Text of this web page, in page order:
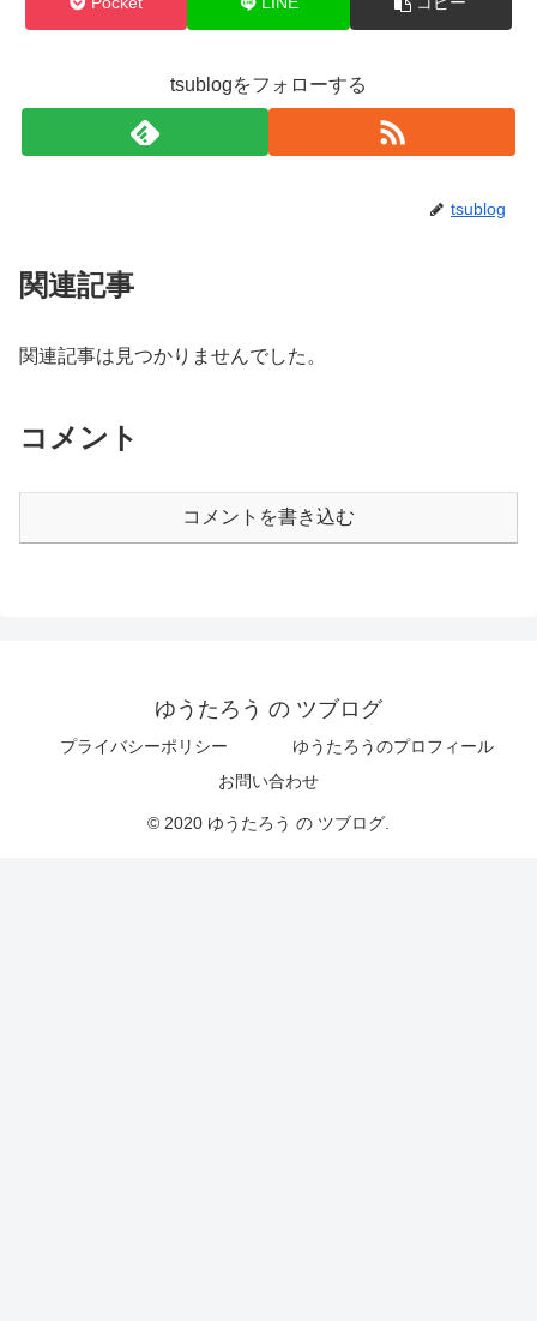
tsublogをフォローする
tsublog
関連記事
関連記事は見つかりませんでした。
コメント
コメントを書き込む
ゆうたろう の ツブログ
プライバシーポリシー
ゆうたろうのプロフィール
お問い合わせ
© 2020 ゆうたろう の ツブログ.